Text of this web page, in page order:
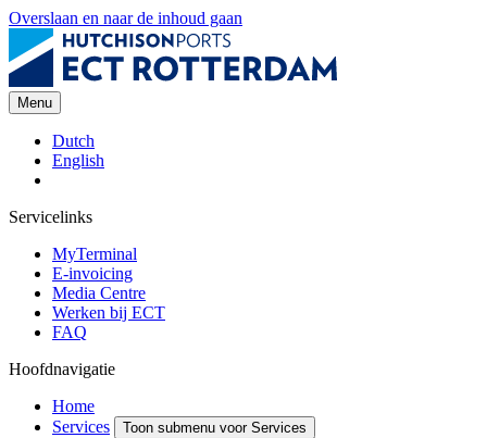
Overslaan en naar de inhoud gaan
Menu
Dutch
English
Servicelinks
MyTerminal
E-invoicing
Media Centre
Werken bij ECT
FAQ
Hoofdnavigatie
Home
Services
Toon submenu voor Services